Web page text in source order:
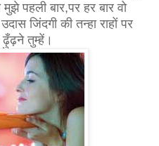
पहली बार,पर हर बार वो
जिंदगी की तन्हा राहों पर
तुम्हें।